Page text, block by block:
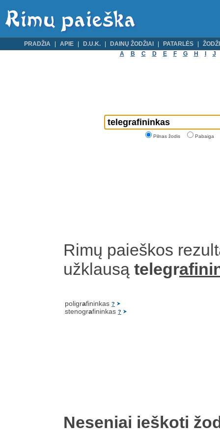
PRADŽIA APIE D.U.K. DAINŲ ŽODŽIAI PATARLĖS
A
B C D E F G H J
Pilnas žodis Pabaiga
Rimų paieškos
užklausą telegr
poligrafininkas ?
stenografininkas ?
Neseniai ieškoti